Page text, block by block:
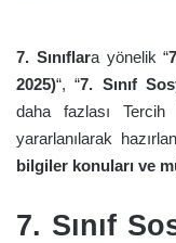
7. Sınıflara yönelik “
2025)“, “7. Sınıf
daha fazlası Tercih
yararlanılarak
bilgiler konuları ve
7. Sınıf